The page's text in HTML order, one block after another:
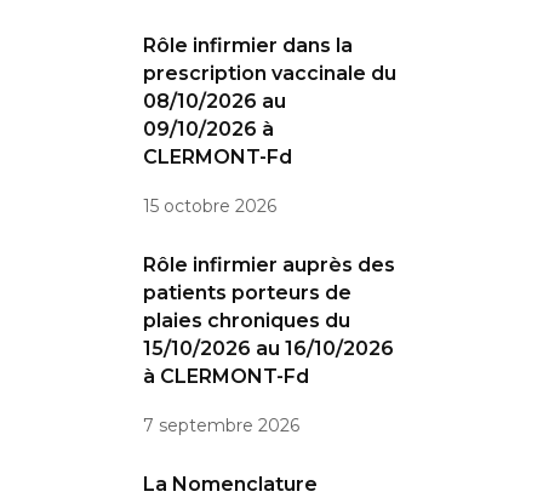
Rôle infirmier dans la
prescription vaccinale du
08/10/2026 au
09/10/2026 à
CLERMONT-Fd
15 octobre 2026
Rôle infirmier auprès des
patients porteurs de
plaies chroniques du
15/10/2026 au 16/10/2026
à CLERMONT-Fd
7 septembre 2026
La Nomenclature